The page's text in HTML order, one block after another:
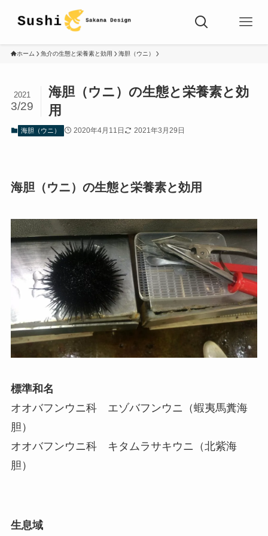
ホーム 魚介の生態と栄養素と効用 海胆（ウニ）
海胆（ウニ）の生態と栄養素と効
用
2021
3/29
海胆（ウニ） 2020年4月11日 2021年3月29日
海胆（ウニ）の生態と栄養素と効用
標準和名
オオバフンウニ科 エゾバフンウニ（蝦夷馬糞海
胆）
オオバフンウニ科 キタムラサキウニ（北紫海
胆）
生息域